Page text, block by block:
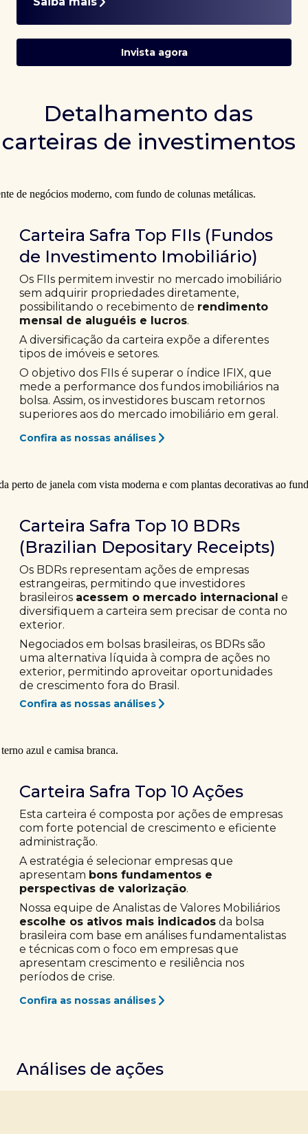
Invista agora
Detalhamento das
carteiras de investimentos
Carteira Safra Top FIIs (Fundos
de Investimento Imobiliário)
Os FIIs permitem investir no mercado imobiliário
sem adquirir propriedades diretamente,
possibilitando o recebimento de rendimento
mensal de aluguéis e lucros.
A diversificação da carteira expõe a diferentes
tipos de imóveis e setores.
O objetivo dos FIIs é superar o índice IFIX, que
mede a performance dos fundos imobiliários na
bolsa. Assim, os investidores buscam retornos
superiores aos do mercado imobiliário em geral.
Confira as nossas análises
Carteira Safra Top 10 BDRs
(Brazilian Depositary Receipts)
Os BDRs representam ações de empresas
estrangeiras, permitindo que investidores
brasileiros acessem o mercado internacional e
diversifiquem a carteira sem precisar de conta no
exterior.
Negociados em bolsas brasileiras, os BDRs são
uma alternativa líquida à compra de ações no
exterior, permitindo aproveitar oportunidades
de crescimento fora do Brasil.
Confira as nossas análises
Carteira Safra Top 10 Ações
Esta carteira é composta por ações de empresas
com forte potencial de crescimento e eficiente
administração.
A estratégia é selecionar empresas que
apresentam bons fundamentos e
perspectivas de valorização.
Nossa equipe de Analistas de Valores Mobiliários
escolhe os ativos mais indicados da bolsa
brasileira com base em análises fundamentalistas
e técnicas com o foco em empresas que
apresentam crescimento e resiliência nos
períodos de crise.
Confira as nossas análises
Análises de ações